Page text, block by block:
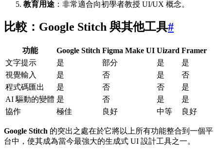
教育用途 ：非常適合向初學者教授 UI/UX 概念。
比較：Google Stitch 與其他工具#
功能 Google Stitch Figma Make UI Uizard Framer
文字提示
是 部分 是
是
視覺輸入
是 否 是
否
程式碼匯出
是 否 否
是
AI 驅動的變體 是 否 是
是
協作
極佳 良好 中等 良好
Google Stitch 的突出之處在於它將以上所有功能整合到一個平
台中，使其成為當今最強大的生成式 UI 設計工具之一。